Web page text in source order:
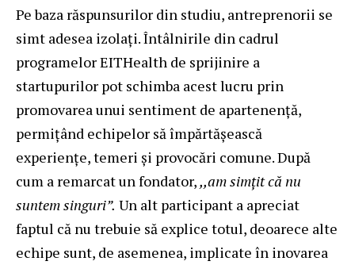
Pe baza răspunsurilor din studiu, antreprenorii se
simt adesea izolați. Întâlnirile din cadrul
programelor EITHealth de sprijinire a
startupurilor pot schimba acest lucru prin
promovarea unui sentiment de apartenență,
permițând echipelor să împărtășească
experiențe, temeri și provocări comune. După
cum a remarcat un fondator,,,am simțit că nu
suntem singuri”. Un alt participant a apreciat
faptul că nu trebuie să explice totul, deoarece alte
echipe sunt, de asemenea, implicate în inovarea